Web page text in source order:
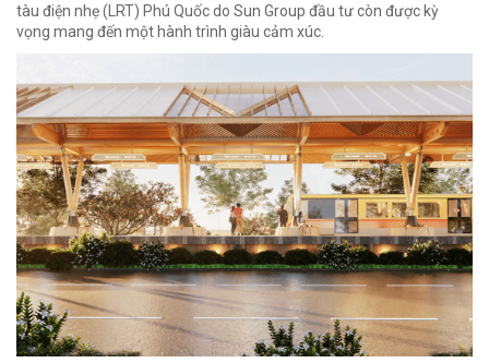
tàu điện nhẹ (LRT) Phú Quốc do Sun Group đầu tư còn được kỳ
vọng mang đến một hành trình giàu cảm xúc.